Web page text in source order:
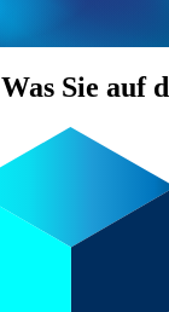
Was Sie auf